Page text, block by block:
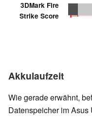
3DMark Fire
Strike Score
Akkulaufzeit
Wie gerade erwähnt,
Datenspeicher im Asus